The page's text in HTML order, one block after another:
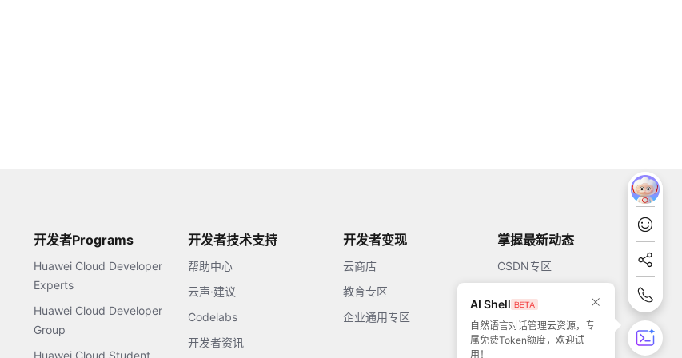
开发者Programs
Huawei Cloud Developer
Experts
Huawei Cloud Developer
Group
Huawei Cloud Student
开发者技术支持
帮助中心
云声·建议
Codelabs
开发者资讯
开发者变现
云商店
教育专区
企业通用专区
掌握最新动态
CSDN专区
51CTO
AI Shell
自然语言对话管理云资源，专
属免费Token额度，欢迎试
用！